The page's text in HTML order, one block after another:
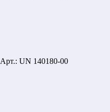
Арт.: UN 140180-00